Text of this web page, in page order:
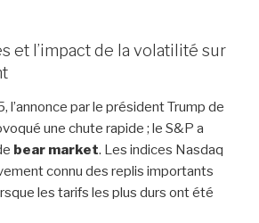
et l’impact de la volatilité sur
l’annonce par le président Trump de
une chute rapide ; le S&P a
bear market. Les indices Nasdaq
connu des replis importants
les tarifs les plus durs ont été